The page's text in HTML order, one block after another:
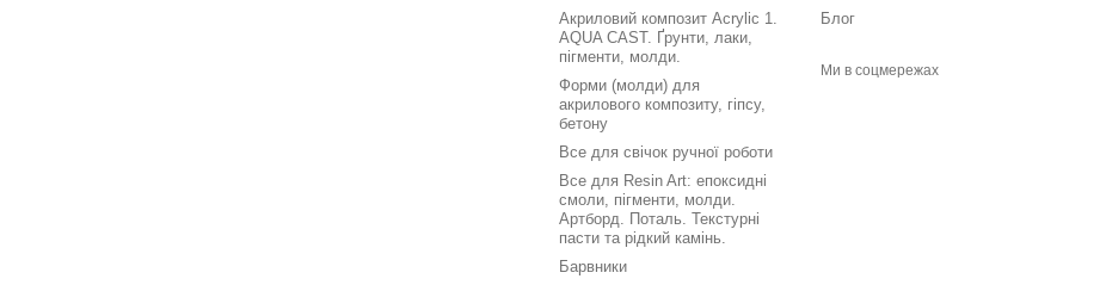
Акриловий композит Acrylic 1.
AQUA CAST. Ґрунти, лаки,
пігменти, молди.
Форми (молди) для
акрилового композиту, гіпсу,
бетону
Все для свічок ручної роботи
Все для Resin Art: епоксидні
смоли, пігменти, молди.
Артборд. Поталь. Текстурні
пасти та рідкий камінь.
Барвники
Блог
Ми в соцмережах